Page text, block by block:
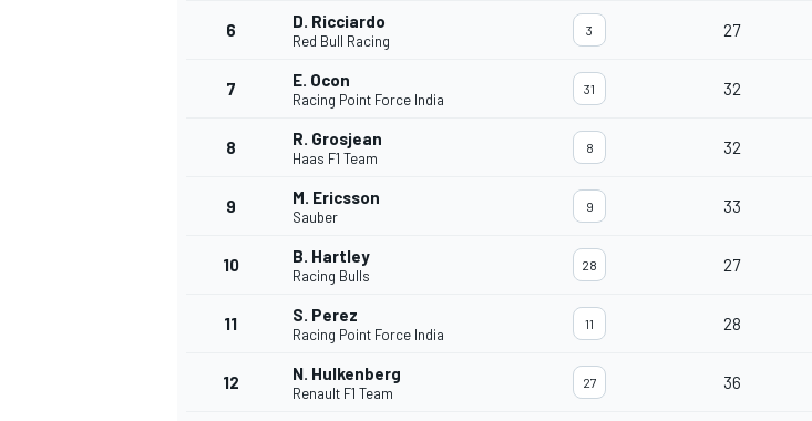
MONOPOSTO
6 D. Ricciardo
Red Bull Racing
3 27
7 E. Ocon
Racing Point Force India
31 32
8 R. Grosjean
Haas F1 Team
8 32
9 M. Ericsson
Sauber
9 33
10 B. Hartley
Racing Bulls
28 27
11 S. Perez
Racing Point Force India
11 28
12 N. Hulkenberg
Renault F1 Team
27 36